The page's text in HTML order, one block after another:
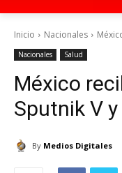
Inicio Nacionales
Nacionales Salud
México
Sputnik V
By Medios Digitales